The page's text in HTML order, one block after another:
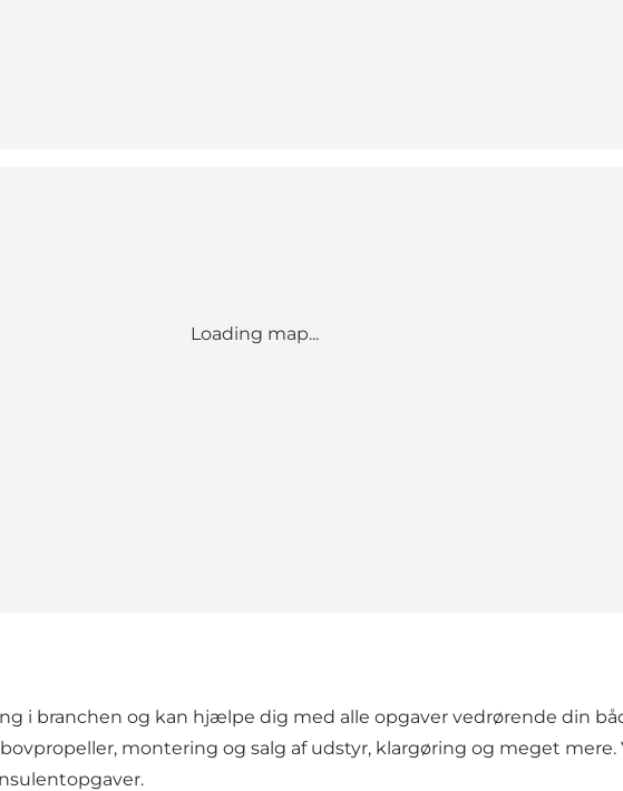
Loading map...
i branchen og kan hjælpe dig med alle opgaver vedrørende din
montering og salg af udstyr, klargøring og meget